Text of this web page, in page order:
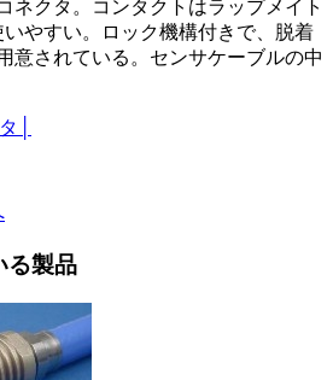
ネクタ。コンタクトはラップメイト
やすい。ロック機構付きで、脱着
意されている。センサケーブルの中
る製品